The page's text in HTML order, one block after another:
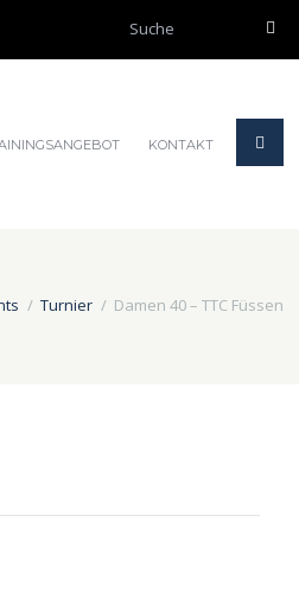
KONTAKT
Turnier Damen 40 – TTC Füssen